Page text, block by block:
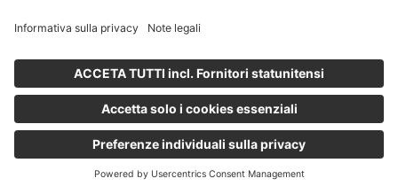
LinkedIn
TwitterYouTube
Facebook
.